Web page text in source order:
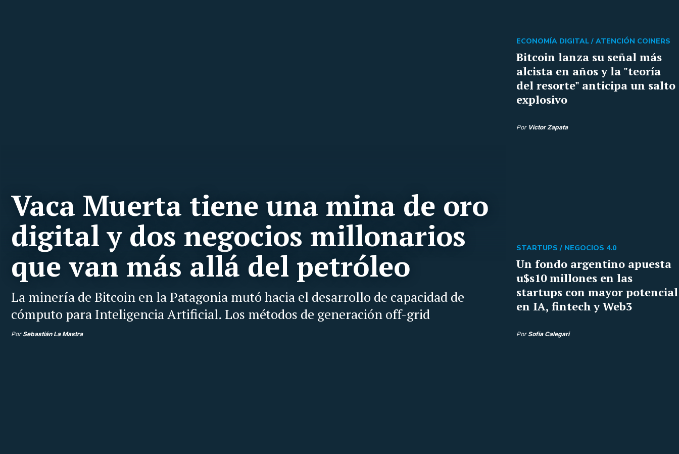
Vaca Muerta tiene una mina de oro
digital y dos negocios millonarios
que van más allá del petróleo
La minería de Bitcoin en la Patagonia mutó hacia el desarrollo de capacidad de
cómputo para Inteligencia Artificial. Los métodos de generación off-grid
Por Sebastián La Mastra
Bitcoin lanza su señal más
alcista en años y la "teoría
del resorte" anticipa un salto
explosivo
ECONOMÍA DIGITAL / ATENCIÓN COINERS
Por Víctor Zapata
Un fondo argentino apuesta
u$s10 millones en las
startups con mayor potencial
en IA, fintech y Web3
STARTUPS / NEGOCIOS 4.0
Por Sofia Calegari